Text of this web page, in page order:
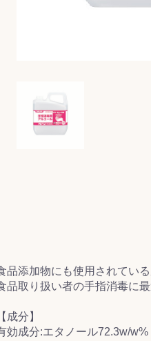
ッチ式用)
イバキューム
プライトバキューム
ドレスタイプ
ンダード
ディポリッシャー
プ
ナー
剤&前処理
品添加物にも使用されてい
品取り扱い者の手指消毒に最
【成分】
効成分:エタノール72.3w/w%